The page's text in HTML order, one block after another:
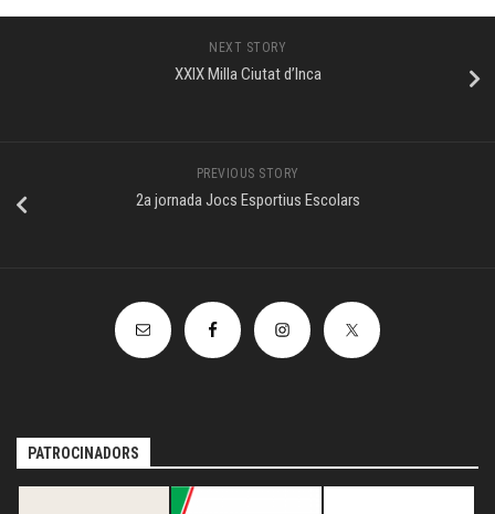
NEXT STORY
XXIX Milla Ciutat d’Inca
PREVIOUS STORY
2a jornada Jocs Esportius Escolars
PATROCINADORS